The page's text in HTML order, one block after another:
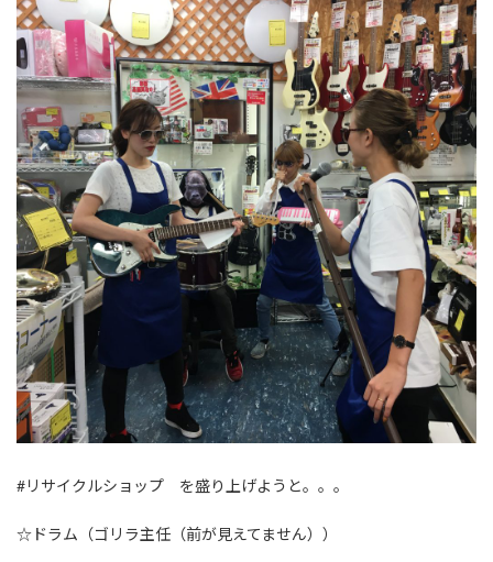
#リサイクルショップ を盛り上げようと。。。
☆ドラム（ゴリラ主任（前が見えてません））